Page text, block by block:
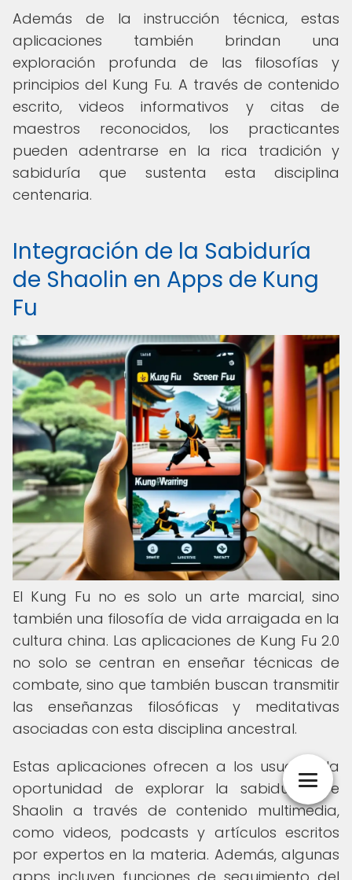
Además de la instrucción técnica, estas
aplicaciones también brindan una
exploración profunda de las filosofías y
principios del Kung Fu. A través de contenido
escrito, videos informativos y citas de
maestros reconocidos, los practicantes
pueden adentrarse en la rica tradición y
sabiduría que sustenta esta disciplina
centenaria.
Integración de la Sabiduría
de Shaolin en Apps de Kung
Fu
El Kung Fu no es solo un arte marcial, sino
también una filosofía de vida arraigada en la
cultura china. Las aplicaciones de Kung Fu 2.0
no solo se centran en enseñar técnicas de
combate, sino que también buscan transmitir
las enseñanzas filosóficas y meditativas
asociadas con esta disciplina ancestral.
Estas aplicaciones ofrecen a los usuarios la
oportunidad de explorar la sabiduría de
Shaolin a través de contenido multimedia,
como videos, podcasts y artículos escritos
por expertos en la materia. Además, algunas